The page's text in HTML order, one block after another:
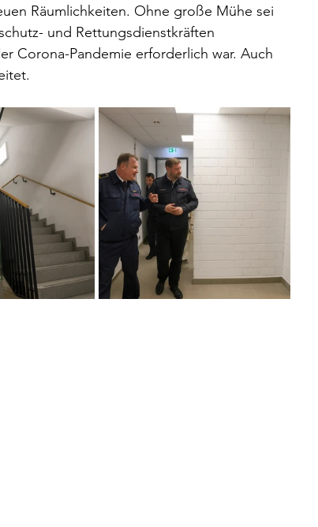
Räumlichkeiten. Ohne große Mühe sei
und Rettungsdienstkräften
Corona-Pandemie erforderlich war. Auch